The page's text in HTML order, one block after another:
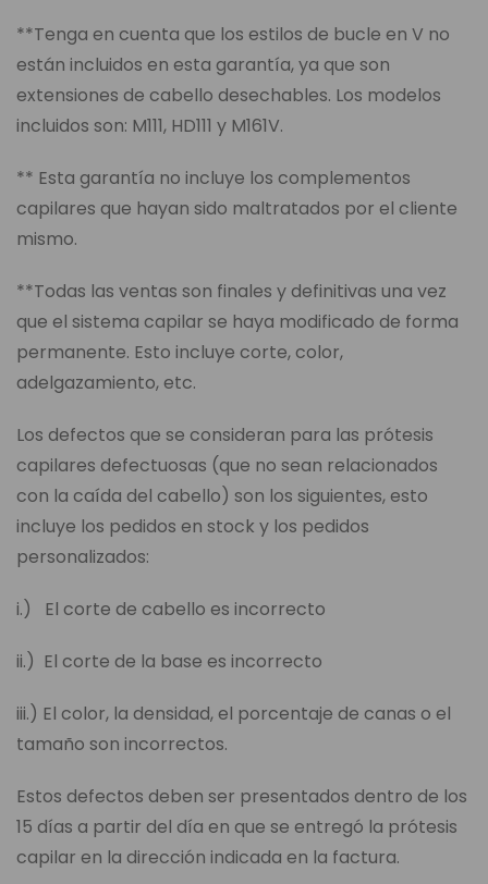
**Tenga en cuenta que los estilos de bucle en V no
están incluidos en esta garantía, ya que son
extensiones de cabello desechables. Los modelos
incluidos son: M111, HD111 y M161V.
** Esta garantía no incluye los complementos
capilares que hayan sido maltratados por el cliente
mismo.
**Todas las ventas son finales y definitivas una vez
que el sistema capilar se haya modificado de forma
permanente. Esto incluye corte, color,
adelgazamiento, etc.
Los defectos que se consideran para las prótesis
capilares defectuosas (que no sean relacionados
con la caída del cabello) son los siguientes, esto
incluye los pedidos en stock y los pedidos
personalizados:
i.) El corte de cabello es incorrecto
ii.) El corte de la base es incorrecto
iii.) El color, la densidad, el porcentaje de canas o el
tamaño son incorrectos.
Estos defectos deben ser presentados dentro de los
15 días a partir del día en que se entregó la prótesis
capilar en la dirección indicada en la factura.